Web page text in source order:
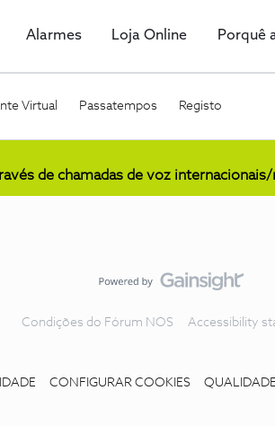
Alarmes Loja Online Porquê
Virtual Passatempos Registo
de chamadas de voz internacionais/
Condições do Fórum NOS Accessibility
CONFIGURAR COOKIES